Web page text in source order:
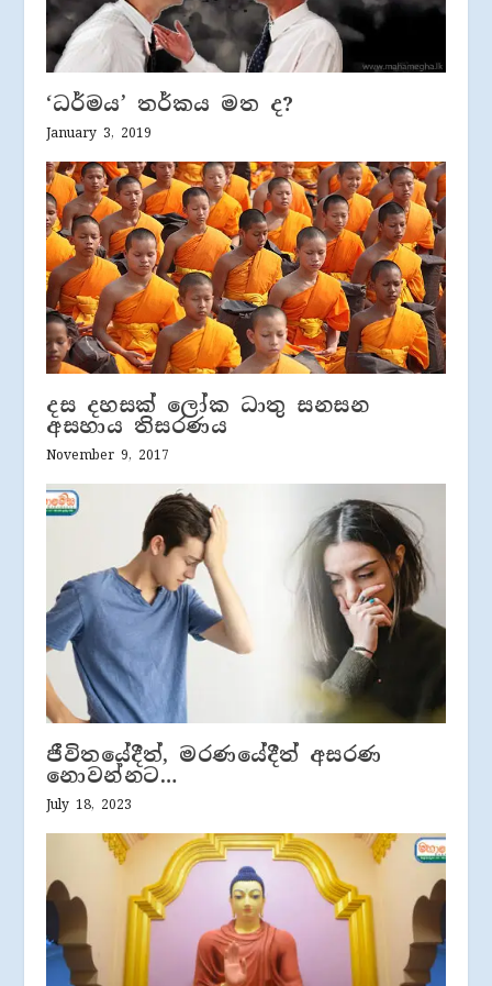
‘ධර්මය’ තර්කය මත ද?
January 3, 2019
දස දහසක් ලෝක ධාතු සනසන
අසහාය තිසරණය
November 9, 2017
ජීවිතයේදීත්, මරණයේදීත් අසරණ
නොවන්නට…
July 18, 2023